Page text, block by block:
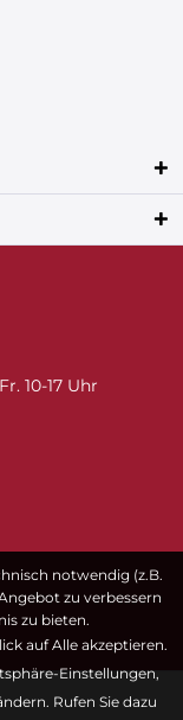
10-17 Uhr
notwendig (z.B.
zu verbessern
zu bieten.
auf Alle akzeptieren.
Einstellungen,
Rufen Sie dazu